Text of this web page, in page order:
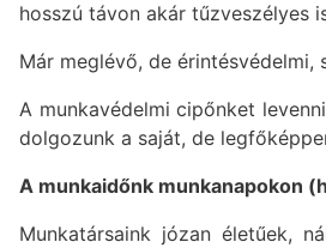
hosszú távon akár tűzveszélyes
Már meglévő, de
A munkavédelmi cipőnket
dolgozunk a saját, de
A munkaidőnk munkanapokon
Munkatársaink józan életűek,